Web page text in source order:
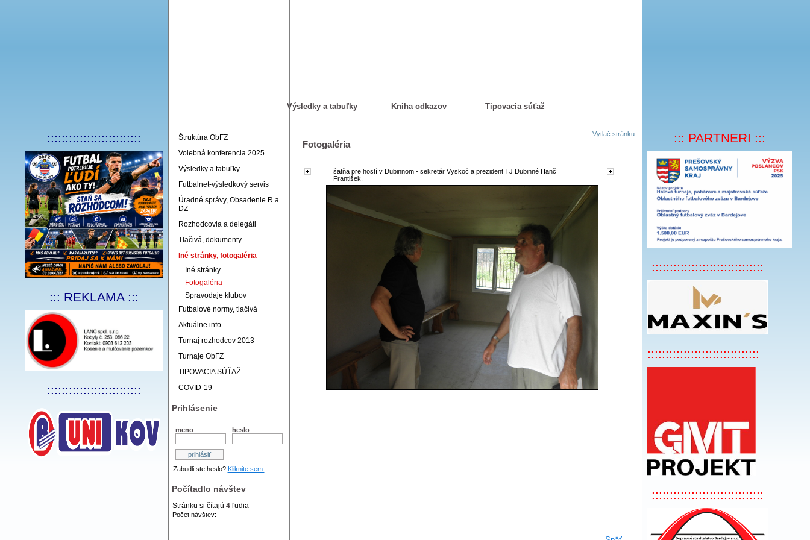
::::::::::::::::::::::::::
::: REKLAMA :::
::::::::::::::::::::::::::
::: PARTNERI :::
:::::::::::::::::::::::::::::::
:::::::::::::::::::::::::::::::
:::::::::::::::::::::::::::::::
Výsledky a tabuľky Kniha odkazov Tipovacia súťaž
Vytlač stránku
Štruktúra ObFZ
Volebná konferencia 2025
Výsledky a tabuľky
Futbalnet-výsledkový servis
Úradné správy, Obsadenie R a
DZ
Rozhodcovia a delegáti
Tlačivá, dokumenty
Iné stránky, fotogaléria
Iné stránky
Fotogaléria
Spravodaje klubov
Futbalové normy, tlačivá
Aktuálne info
Turnaj rozhodcov 2013
Turnaje ObFZ
TIPOVACIA SÚŤAŽ
COVID-19
Prihlásenie
meno heslo
Zabudli ste heslo? Kliknite sem.
Počítadlo návštev
Stránku si čítajú 4ľudia
Počet návštev:
Fotogaléria
šatňa pre hostí v Dubinnom - sekretár Vyskoč a prezident TJ Dubinné Hanč
František.